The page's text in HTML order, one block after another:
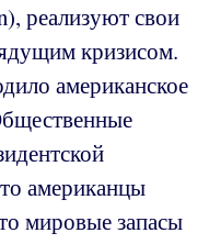
реализуют свои
кризисом.
американское
американцы
мировые запасы